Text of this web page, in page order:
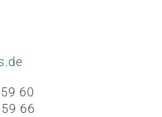
60
66